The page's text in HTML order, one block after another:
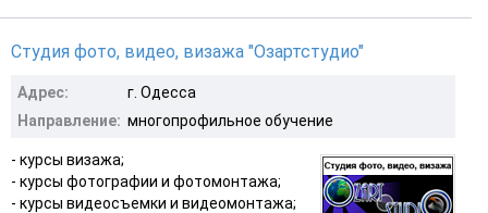
Студия фото, видео, визажа "Озартстудио"
Адрес:
г. Одесса
Направление: многопрофильное обучение
- курсы визажа;
- курсы фотографии и фотомонтажа;
- курсы видеосъемки и видеомонтажа;